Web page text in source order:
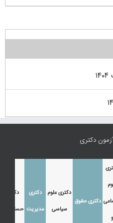
دکتری
و
دکتری حقوق
دکتری علوم
سیاسی
دکتری
مدیریت
دکتری
حسابداری